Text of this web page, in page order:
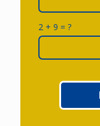
2 + 9 = ?